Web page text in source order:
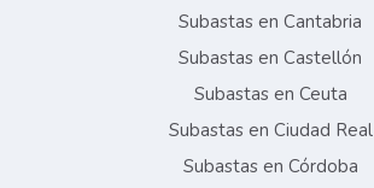
Subastas en Cantabria
Subastas en Castellón
Subastas en Ceuta
Subastas en Ciudad Real
Subastas en Córdoba